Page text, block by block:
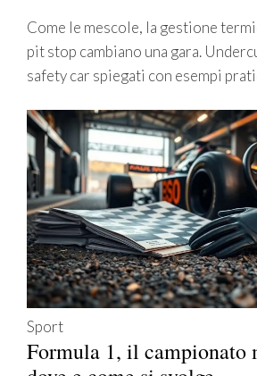
Come le mescole, la gestione
pit stop cambiano una gara.
safety car spiegati con esempi
Sport
Formula 1, il campionato